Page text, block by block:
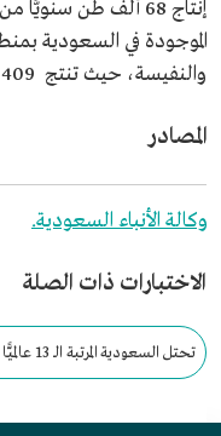
إنتاج 68 ألف طن
الموجودة في السعودية
والنفيسة، حيث تنتج 409 آلاف أوقية ذهب سنويًّا.
المصادر
وكالة الأنباء السعودية.
الاختبارات ذات الصلة
تحتل السعودية المرتبة الـ 13 عالميًّا من حيث وفرة وتنوع المعادن.